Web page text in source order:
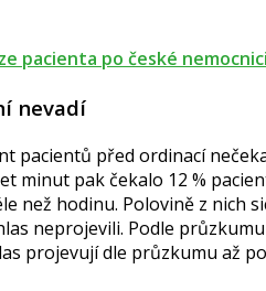
pacienta po české nemocnici
nevadí
pacientů před ordinací
minut pak čekalo 12 %
než hodinu. Polovině z nich
neprojevili. Podle
projevují dle průzkumu až